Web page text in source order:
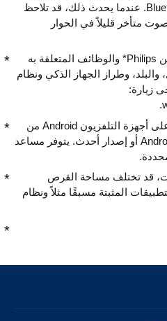
مكبرات صوت مزوّدة بتقنية Bluetooth. عندما يحدث ذلك، قد تلاحظ
متأخر قليلاً في الحوار
يختلف تطبيق TV Remote app من Philips* والوظائف المتعلقة به
وطراز الجهاز الذكي ونظام
زيارة:
يتوفر مساعد Google Assistant على أجهزة التلفزيون Android من
Philips التي تعمل بنظام (8)Android O ‎ أو إصدار أحدث. يتوفر مساعد
): ‏32 جيجابايت، قد تختلف مساحة القرص
المثبتة مسبقًا مثلاً ونظام